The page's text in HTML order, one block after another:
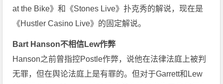
at the Bike》和《Stones Live》扑克秀的解说，现在是
《Hustler Casino Live》的固定解说。
Bart Hanson不相信Lew作弊
Hanson之前曾指控Postle作弊，说他在法律法庭上被判
无罪，但在舆论法庭上是有罪的。但对于Garrett和Lew